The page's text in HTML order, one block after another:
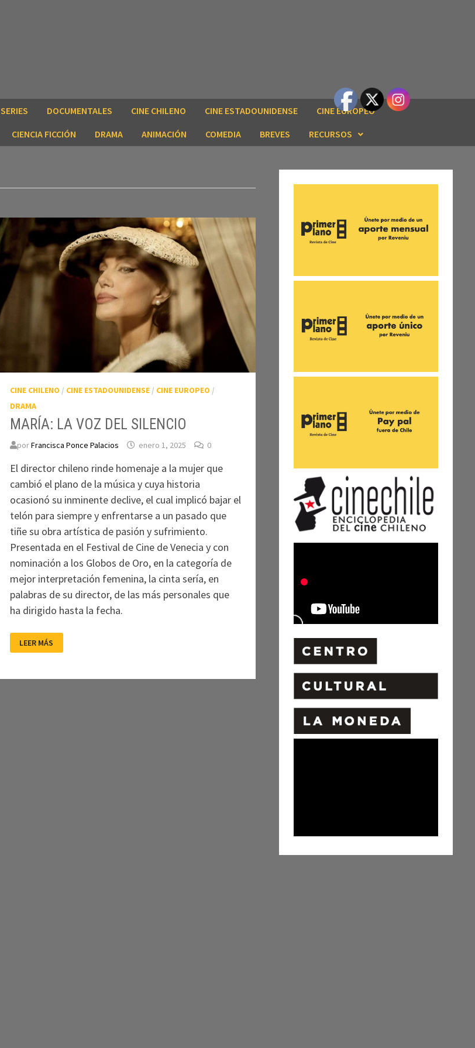
SERIES DOCUMENTALES CINE CHILENO CINE ESTADOUNIDENSE
CINE EUROPEO
CIENCIA FICCIÓN DRAMA ANIMACIÓN COMEDIA BREVES RECURSOS
CINE CHILENO / CINE ESTADOUNIDENSE/ CINE EUROPEO /
DRAMA
MARÍA: LA VOZ DEL SILENCIO
porFrancisca Ponce Palacios enero 1, 2025 0
El director chileno rinde homenaje a la mujer que
cambió el plano de la música y cuya historia
ocasionó su inminente declive, el cual implicó bajar el
telón para siempre y enfrentarse a un pasado que
tiñe su obra artística de pasión y sufrimiento.
Presentada en el Festival de Cine de Venecia y con
nominación a los Globos de Oro, en la categoría de
mejor interpretación femenina, la cinta sería, en
palabras de su director, de las más personales que
ha dirigido hasta la fecha.
LA
VOZ
LEER MÁS